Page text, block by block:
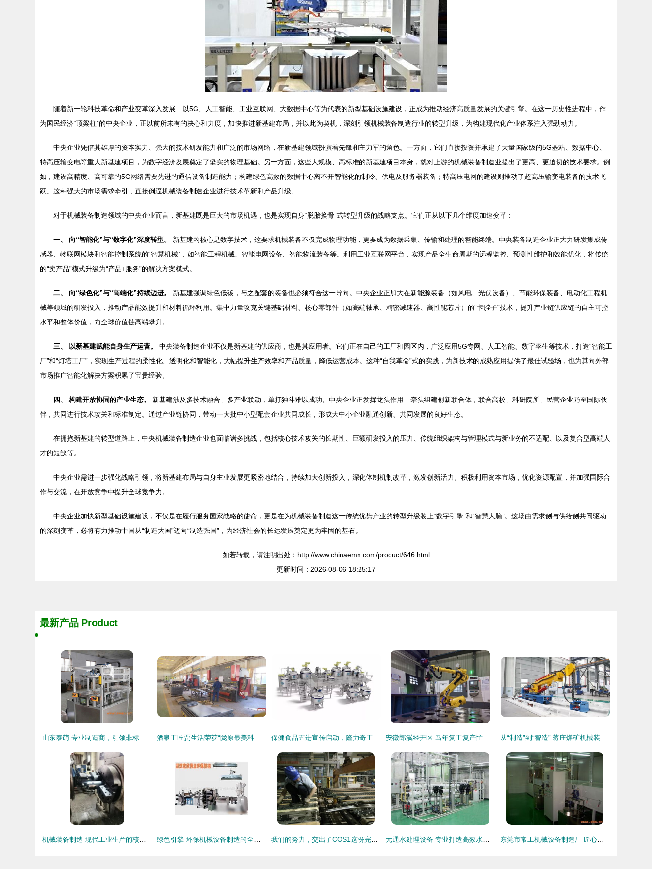
随着新一轮科技革命和产业变革深入发展，以5G、人工智能、工业互联网、大数据中心等为代表的新型基础设施建设，正成为推动经济高质量发展的关键引擎。在这一历史性进程中，作
为国民经济“顶梁柱”的中央企业，正以前所未有的决心和力度，加快推进新基建布局，并以此为契机，深刻引领机械装备制造行业的转型升级，为构建现代化产业体系注入强劲动力。
中央企业凭借其雄厚的资本实力、强大的技术研发能力和广泛的市场网络，在新基建领域扮演着先锋和主力军的角色。一方面，它们直接投资并承建了大量国家级的5G基站、数据中心、
特高压输变电等重大新基建项目，为数字经济发展奠定了坚实的物理基础。另一方面，这些大规模、高标准的新基建项目本身，就对上游的机械装备制造业提出了更高、更迫切的技术要求。例
如，建设高精度、高可靠的5G网络需要先进的通信设备制造能力；构建绿色高效的数据中心离不开智能化的制冷、供电及服务器装备；特高压电网的建设则推动了超高压输变电装备的技术飞
跃。这种强大的市场需求牵引，直接倒逼机械装备制造企业进行技术革新和产品升级。
对于机械装备制造领域的中央企业而言，新基建既是巨大的市场机遇，也是实现自身“脱胎换骨”式转型升级的战略支点。它们正从以下几个维度加速变革：
一、 向“智能化”与“数字化”深度转型。
新基建的核心是数字技术，这要求机械装备不仅完成物理功能，更要成为数据采集、传输和处理的智能终端。中央装备制造企业正大力研发集成传
感器、物联网模块和智能控制系统的“智慧机械”，如智能工程机械、智能电网设备、智能物流装备等。利用工业互联网平台，实现产品全生命周期的远程监控、预测性维护和效能优化，将传统
的“卖产品”模式升级为“产品+服务”的解决方案模式。
二、 向“绿色化”与“高端化”持续迈进。
新基建强调绿色低碳，与之配套的装备也必须符合这一导向。中央企业正加大在新能源装备（如风电、光伏设备）、节能环保装备、电动化工程机
械等领域的研发投入，推动产品能效提升和材料循环利用。集中力量攻克关键基础材料、核心零部件（如高端轴承、精密减速器、高性能芯片）的“卡脖子”技术，提升产业链供应链的自主可控
水平和整体价值，向全球价值链高端攀升。
三、 以新基建赋能自身生产运营。
中央装备制造企业不仅是新基建的供应商，也是其应用者。它们正在自己的工厂和园区内，广泛应用5G专网、人工智能、数字孪生等技术，打造“智能工
厂”和“灯塔工厂”，实现生产过程的柔性化、透明化和智能化，大幅提升生产效率和产品质量，降低运营成本。这种“自我革命”式的实践，为新技术的成熟应用提供了最佳试验场，也为其向外部
市场推广智能化解决方案积累了宝贵经验。
四、 构建开放协同的产业生态。
新基建涉及多技术融合、多产业联动，单打独斗难以成功。中央企业正发挥龙头作用，牵头组建创新联合体，联合高校、科研院所、民营企业乃至国际伙
伴，共同进行技术攻关和标准制定。通过产业链协同，带动一大批中小型配套企业共同成长，形成大中小企业融通创新、共同发展的良好生态。
在拥抱新基建的转型道路上，中央机械装备制造企业也面临诸多挑战，包括核心技术攻关的长期性、巨额研发投入的压力、传统组织架构与管理模式与新业务的不适配、以及复合型高端人
才的短缺等。
中央企业需进一步强化战略引领，将新基建布局与自身主业发展更紧密地结合，持续加大创新投入，深化体制机制改革，激发创新活力。积极利用资本市场，优化资源配置，并加强国际合
作与交流，在开放竞争中提升全球竞争力。
中央企业加快新型基础设施建设，不仅是在履行服务国家战略的使命，更是在为机械装备制造这一传统优势产业的转型升级装上“数字引擎”和“智慧大脑”。这场由需求侧与供给侧共同驱动
的深刻变革，必将有力推动中国从“制造大国”迈向“制造强国”，为经济社会的长远发展奠定更为牢固的基石。
如若转载，请注明出处：http://www.chinaemn.com/product/646.html
更新时间：2026-08-06 18:25:17
最新产品 Product